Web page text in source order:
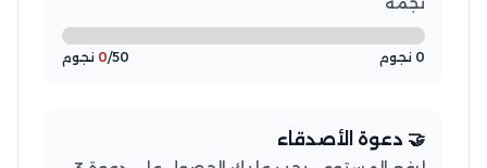
0 نجوم 0/50 نجوم
🤝 دعوة الأصدقاء